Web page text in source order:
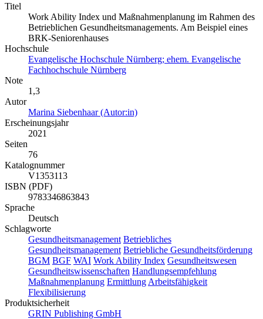
Titel
Work Ability Index und Maßnahmenplanung im Rahmen des
Betrieblichen Gesundheitsmanagements. Am Beispiel eines
BRK-Seniorenhauses
Hochschule
Evangelische Hochschule Nürnberg; ehem. Evangelische
Fachhochschule Nürnberg
Note
1,3
Autor
Marina Siebenhaar (Autor:in)
Erscheinungsjahr
2021
Seiten
76
Katalognummer
V1353113
ISBN (PDF)
9783346863843
Sprache
Deutsch
Schlagworte
Gesundheitsmanagement Betriebliches
Gesundheitsmanagement Betriebliche Gesundheitsförderung
BGM BGF WAI Work Ability Index Gesundheitswesen
Gesundheitswissenschaften Handlungsempfehlung
Maßnahmenplanung Ermittlung Arbeitsfähigkeit
Flexibilisierung
Produktsicherheit
GRIN Publishing GmbH